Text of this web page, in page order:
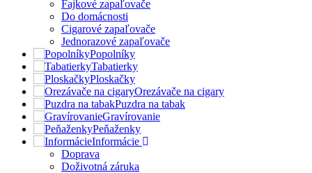
Fajkové zapaľovače
Do domácnosti
Cigarové zapaľovače
Jednorazové zapaľovače
Popolníky
Tabatierky
Ploskačky
Orezávače na cigary
Puzdra na tabak
Gravírovanie
Peňaženky
Informácie
Doprava
Doživotná záruka